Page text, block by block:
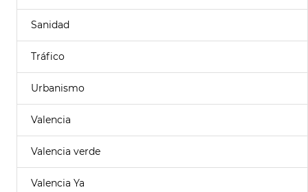
Sanidad
Tráfico
Urbanismo
Valencia
Valencia verde
Valencia Ya